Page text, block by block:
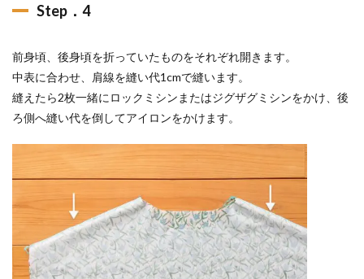
Step．4
前身頃、後身頃を折っていたものをそれぞれ開きます。
中表に合わせ、肩線を縫い代1cmで縫います。
縫えたら2枚一緒にロックミシンまたはジグザグミシンをかけ、後
ろ側へ縫い代を倒してアイロンをかけます。